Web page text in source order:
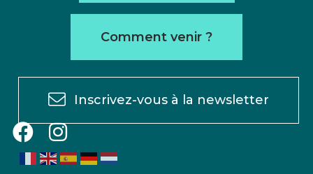
Comment venir ?
Inscrivez-vous à la newsletter